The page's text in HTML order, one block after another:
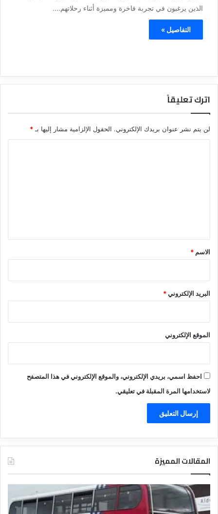
الذين يرغبون في تجربة فاخرة ومميزة أثناء رحلاتهم....
التفاصيل »
اترك تعليقاً
لن يتم نشر عنوان بريدك الإلكتروني. الحقول الإلزامية مشار إليها بـ *
*
الاسم *
البريد الإلكتروني*
الموقع الإلكتروني
احفظ اسمي، بريدي الإلكتروني، والموقع الإلكتروني في هذا المتصفح
لاستخدامها المرة المقبلة في تعليقي.
المقالات المميزة
ل
ي